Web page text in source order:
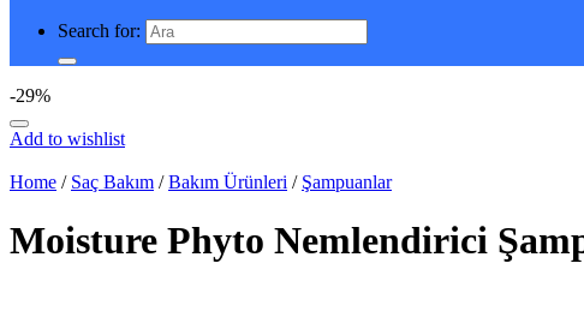
Search for:
-29%
Add to wishlist
Home / Saç Bakım / Bakım Ürünleri / Şampuanlar
Moisture Phyto Nemlendirici